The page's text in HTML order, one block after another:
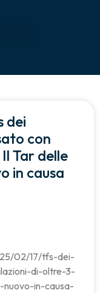
dei
con
Tar delle
in causa
02/17/tfs-dei-
di-oltre-3-
in-causa-